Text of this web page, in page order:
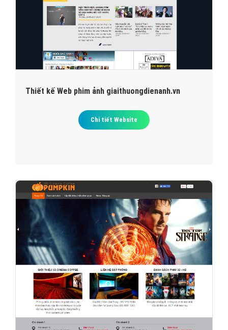
Thiết kế Web phim ảnh giaithuongdienanh.vn
Chi tiết Website